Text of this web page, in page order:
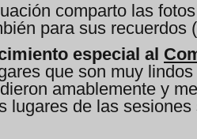
comparto las
para sus recuerdos
especial al
que son muy
amablemente y
lugares de las